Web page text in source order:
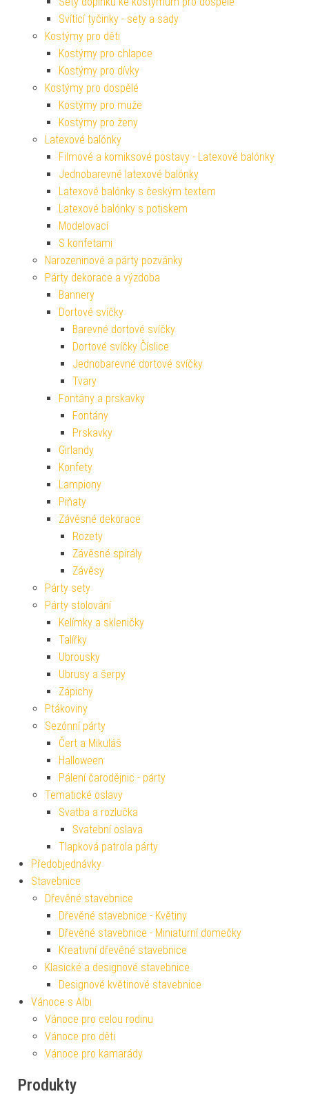
Svítící tyčinky - sety a sady
Kostýmy pro děti
Kostýmy pro chlapce
Kostýmy pro dívky
Kostýmy pro dospělé
Kostýmy pro muže
Kostýmy pro ženy
Latexové balónky
Filmové a komiksové postavy - Latexové balónky
Jednobarevné latexové balónky
Latexové balónky s českým textem
Latexové balónky s potiskem
Modelovací
S konfetami
Narozeninové a párty pozvánky
Párty dekorace a výzdoba
Bannery
Dortové svíčky
Barevné dortové svíčky
Dortové svíčky Číslice
Jednobarevné dortové svíčky
Tvary
Fontány a prskavky
Fontány
Prskavky
Girlandy
Konfety
Lampiony
Piňaty
Závěsné dekorace
Rozety
Závěsné spirály
Závěsy
Párty sety
Párty stolování
Kelímky a skleničky
Talířky
Ubrousky
Ubrusy a šerpy
Zápichy
Ptákoviny
Sezónní párty
Čert a Mikuláš
Halloween
Pálení čarodějnic - párty
Tematické oslavy
Svatba a rozlučka
Svatební oslava
Tlapková patrola párty
Předobjednávky
Stavebnice
Dřevěné stavebnice
Dřevěné stavebnice - Květiny
Dřevěné stavebnice - Miniaturní domečky
Kreativní dřevěné stavebnice
Klasické a designové stavebnice
Designové květinové stavebnice
Vánoce s Albi
Vánoce pro celou rodinu
Vánoce pro děti
Vánoce pro kamarády
Produkty